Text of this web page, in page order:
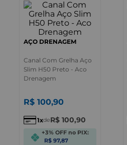
AÇO DRENAGEM
Canal Com Grelha Aço
Slim H50 Preto - Aco
Drenagem
R$ 100,90
1 deR$ 100,90
+3% OFF no PIX:
R$ 97,87